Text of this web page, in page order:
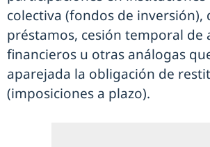
colectiva (fondos de inversión),
préstamos, cesión temporal de
financieros u otras análogas
aparejada la obligación de
(imposiciones a plazo).